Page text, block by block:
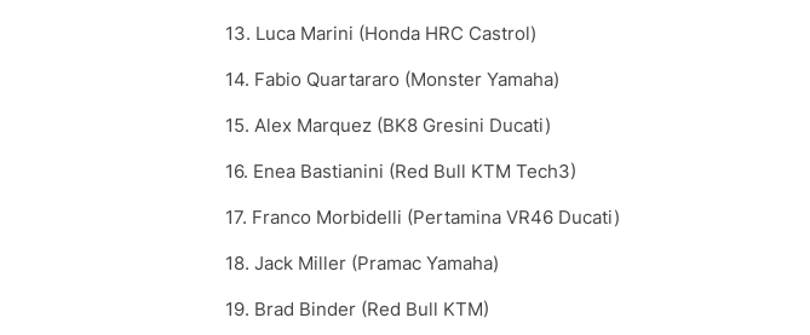
13. Luca Marini (Honda HRC Castrol)
14. Fabio Quartararo (Monster Yamaha)
15. Alex Marquez (BK8 Gresini Ducati)
16. Enea Bastianini (Red Bull KTM Tech3)
17. Franco Morbidelli (Pertamina VR46 Ducati)
18. Jack Miller (Pramac Yamaha)
19. Brad Binder (Red Bull KTM)